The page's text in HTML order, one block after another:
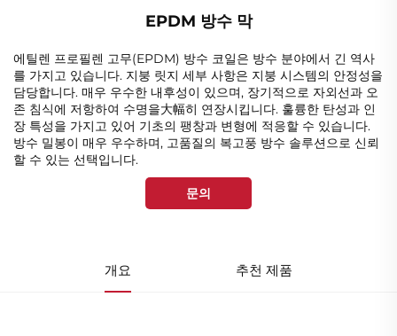
EPDM 방수 막
에틸렌 프로필렌 고무(EPDM) 방수 코일은 방수 분야에서 긴 역사
를 가지고 있습니다. 지붕 릿지 세부 사항은 지붕 시스템의 안정성을
담당합니다. 매우 우수한 내후성이 있으며, 장기적으로 자외선과 오
존 침식에 저항하여 수명을大幅히 연장시킵니다. 훌륭한 탄성과 인
장 특성을 가지고 있어 기초의 팽창과 변형에 적응할 수 있습니다.
방수 밀봉이 매우 우수하며, 고품질의 복고풍 방수 솔루션으로 신뢰
할 수 있는 선택입니다.
문의
개요 추천 제품